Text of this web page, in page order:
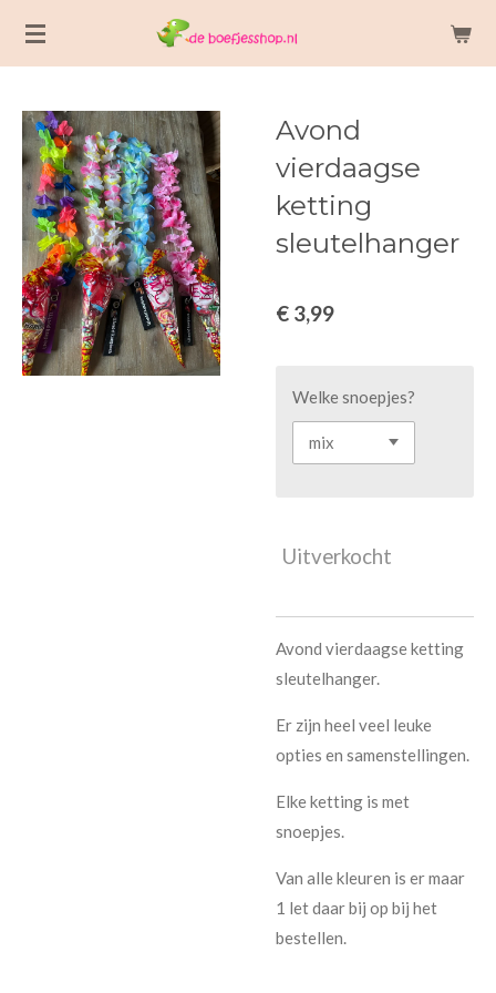
Ga
de
hoofdinhoud
Avond
vierdaagse
ketting
sleutelhanger
€ 3,99
Welke snoepjes?
Uitverkocht
Avond vierdaagse ketting
sleutelhanger.
Er zijn heel veel leuke
opties en samenstellingen.
Elke ketting is met
snoepjes.
Van alle kleuren is er maar
1 let daar bij op bij het
bestellen.